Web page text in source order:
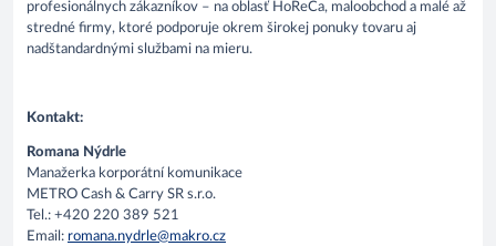
profesionálnych zákazníkov – na oblasť HoReCa, maloobchod a malé až
stredné firmy, ktoré podporuje okrem širokej ponuky tovaru aj
nadštandardnými službami na mieru.
Kontakt:
Romana Nýdrle
Manažerka korporátní komunikace
METRO Cash & Carry SR s.r.o.
Tel.: +420 220 389 521
Email: romana.nydrle@makro.cz